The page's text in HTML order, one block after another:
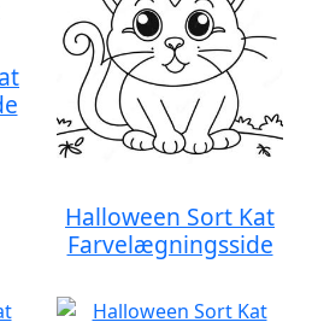
Halloween Sort Kat
Farvelægningsside